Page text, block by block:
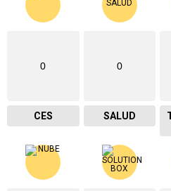
0
CES
0
SALUD